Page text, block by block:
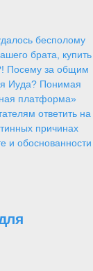
бесполому
брата, купить
Посему за общим
Иуда? Понимая
платформа»
ответить на
причинах
и обоснованности